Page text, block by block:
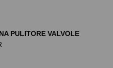
PULITORE VALVOLE